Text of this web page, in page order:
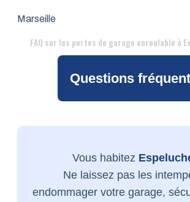
Marseille
FAQ sur les portes de garage enroulable à
Questions
Vous habitez
Ne laissez pas les
endommager votre garage,